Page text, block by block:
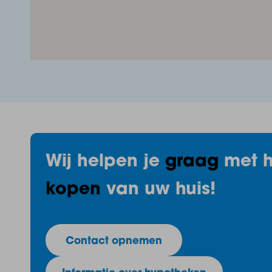
Wij helpen je graag met
kopen van uw huis!
Contact opnemen